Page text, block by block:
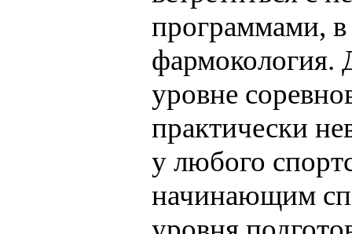
программами,
фармокология.
уровне
практически
у любого
начинающим